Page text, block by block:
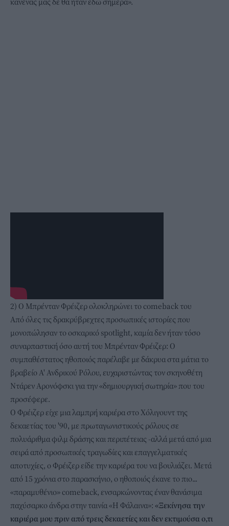
2) Ο Μπρένταν Φρέιζερ ολοκληρώνει το comeback του
Από όλες τις δρακρύβρεχτες προσωπικές ιστορίες που
μονοπώλησαν το οσκαρικό spotlight, καμία δεν ήταν τόσο
συναρπαστική όσο αυτή του Μπρένταν Φρέιζερ: Ο
συμπαθέστατος ηθοποιός παρέλαβε με δάκρυα στα μάτια το
βραβείο Α' Ανδρικού Ρόλου, ευχαριστώντας τον σκηνοθέτη
Ντάρεν Αρονόφσκι για την «δημιουργική σωτηρία» που του
προσέφερε.
Ο Φρέιζερ είχε μια λαμπρή καριέρα στο Χόλιγουντ της
δεκαετίας του '90, με πρωταγωνιστικούς ρόλους σε
πολυάριθμα φιλμ δράσης και περιπέτειας -αλλά μετά από μια
σειρά από προσωπικές τραγωδίες και επαγγελματικές
αποτυχίες, ο Φρέιζερ είδε την καριέρα του να βουλιάζει. Μετά
από 15 χρόνια στο παρασκήνιο, ο ηθοποιός έκανε το πιο...
«παραμυθένιο» comeback, ενσαρκώνοντας έναν θανάσιμα
παχύσαρκο άνδρα στην ταινία «H Φάλαινα»: «Ξεκίνησα την
καριέρα μου πριν από τρεις δεκαετίες και δεν εκτιμούσα ο,τι